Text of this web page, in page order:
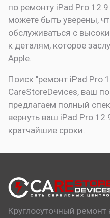
по ремонту iPad Pro
можете быть уверены,
обслуживаться с
к деталям, которое
Apple.
Поиск "ремонт iPad Pro
CareStoreDevices, ваш
предлагаем полный
вернуть ваш iPad Pro
кратчайшие сроки.
Круглосуточный ремонт